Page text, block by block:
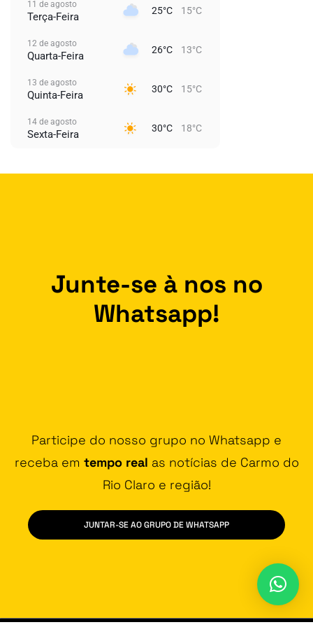
11 de agosto
Terça-Feira 25°C 15°C
12 de agosto
Quarta-Feira 26°C 13°C
13 de agosto
Quinta-Feira 30°C 15°C
14 de agosto
Sexta-Feira 30°C 18°C
Junte-se à nos no
Whatsapp!
Participe do nosso grupo no Whatsapp e
receba em tempo real as notícias de Carmo do
Rio Claro e região!
JUNTAR-SE AO GRUPO DE WHATSAPP